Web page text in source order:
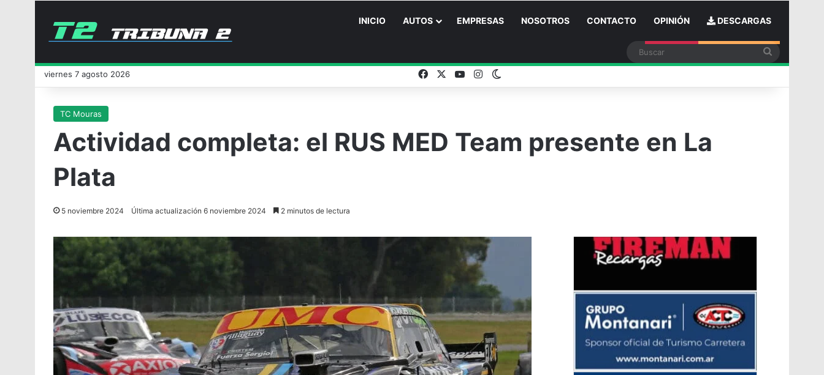
INICIO AUTOS EMPRESAS NOSOTROS CONTACTO OPINIÓN DESCARGAS
viernes 7 agosto 2026 FacebookYouTubeInstagramSwitch skin
TC Mouras
Actividad completa: el RUS MED Team presente en La
Plata
5 noviembre 2024 Última actualización 6 noviembre 2024 2 minutos de lectura